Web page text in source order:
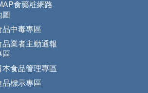
食藥粧網路
圖
品中毒專區
品業者主動通報
區
本食品管理專區
品標示專區